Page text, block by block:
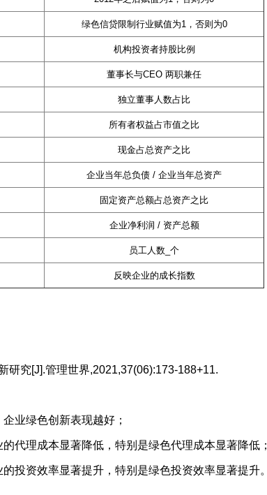
绿色信贷限制行业赋值为1，否则为0
机构投资者持股比例
董事长与CEO 两职兼任
独立董事人数占比
所有者权益占市值之比
现金占总资产之比
企业当年总负债 / 企业当年总资产
固定资产总额占总资产之比
企业净利润 / 资产总额
员工人数_个
反映企业的成长指数
研究[J].管理世界,2021,37(06):173-188+11.
业绿色创新表现越好；
代理成本显著降低，特别是绿色代理成本显著降低；
投资效率显著提升，特别是绿色投资效率显著提升。